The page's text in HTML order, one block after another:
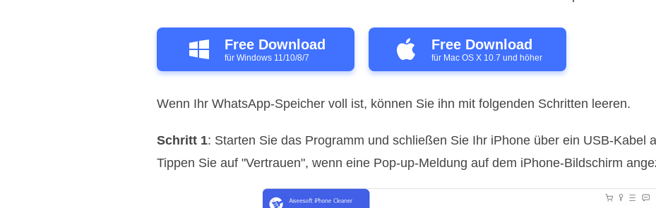
Free Download
für Windows 11/10/8/7
Free Download
für Mac OS X 10.7 und höher
Wenn Ihr WhatsApp-Speicher voll ist, können Sie ihn mit folgenden Schritten leeren.
Schritt 1: Starten Sie das Programm und schließen Sie Ihr iPhone über ein USB-Kabel
Tippen Sie auf "Vertrauen", wenn eine Pop-up-Meldung auf dem iPhone-Bildschirm